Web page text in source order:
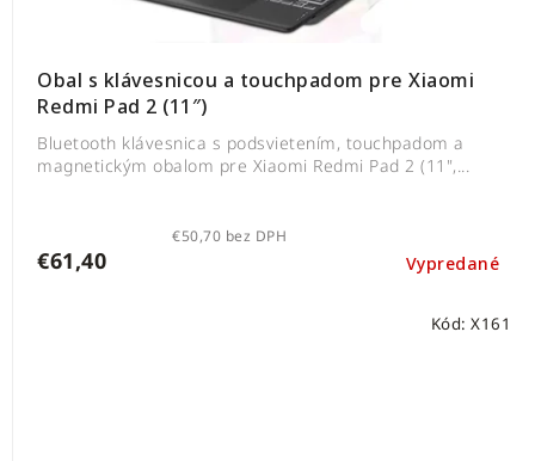
Obal s klávesnicou a touchpadom pre Xiaomi
Redmi Pad 2 (11″)
Vypredané
€50,70 bez DPH
€61,40
Bluetooth klávesnica s podsvietením, touchpadom a
magnetickým obalom pre Xiaomi Redmi Pad 2 (11",...
Kód: X161